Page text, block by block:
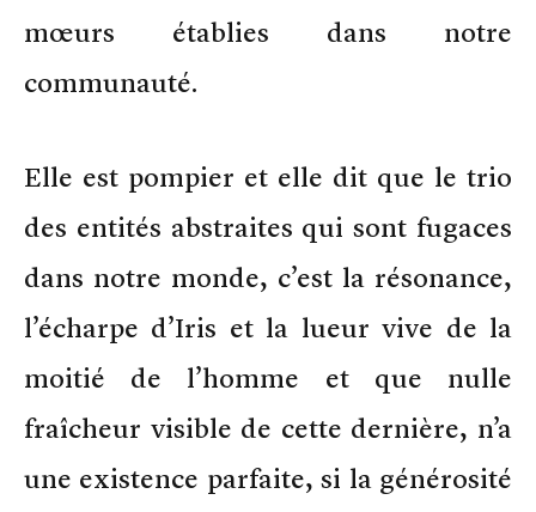
mœurs établies dans notre
communauté.
Elle est pompier et elle dit que le trio
des entités abstraites qui sont fugaces
dans notre monde, c’est la résonance,
l’écharpe d’Iris et la lueur vive de la
moitié de l’homme et que nulle
fraîcheur visible de cette dernière, n’a
une existence parfaite, si la générosité